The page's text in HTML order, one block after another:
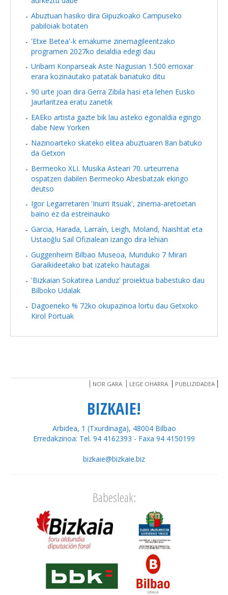
Abuztuan hasiko dira Gipuzkoako Campuseko
pabiloiak botaten
'Etxe Betea'-k emakume zinemagileentzako
programen 2027ko deialdia edegi dau
Uribarri Konparseak Aste Nagusian 1.500 errioxar
erara kozinautako patatak banatuko ditu
90 urte joan dira Gerra Zibila hasi eta lehen Eusko
Jaurlaritzea eratu zanetik
EAEko artista gazte bik lau asteko egonaldia egingo
dabe New Yorken
Nazinoarteko skateko elitea abuztuaren 8an batuko
da Getxon
Bermeoko XLI. Musika Asteari 70. urteurrena
ospatzen dabilen Bermeoko Abesbatzak ekingo
deutso
Igor Legarretaren 'Inurri Itsuak', zinema-aretoetan
baino ez da estreinauko
Garcia, Harada, Larraín, Leigh, Moland, Naishtat eta
Ustaoğlu Sail Ofizialean izango dira lehian
Guggenheim Bilbao Museoa, Munduko 7 Mirari
Garaikideetako bat izateko hautagai
'Bizkaian Sokatirea Landuz' proiektua babestuko dau
Bilboko Udalak
Dagoeneko % 72ko okupazinoa lortu dau Getxoko
Kirol Portuak
NOR GARA LEGE OHARRA PUBLIZIDADEA
BIZKAIE!
Arbidea, 1 (Txurdinaga), 48004 Bilbao
Erredakzinoa: Tel. 94 4162393 - Faxa 94 4150199
bizkaie@bizkaie.biz
Babesleak: